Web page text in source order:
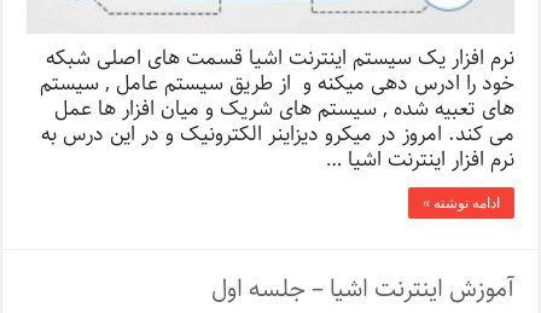
نرم افزار یک سیستم اینترنت اشیا قسمت های اصلی شبکه
خود را ادرس دهی میکنه و از طریق سیستم عامل , سیستم
های تعبیه شده , سیستم های شریک و میان افزار ها عمل
می کند. امروز در میکرو دیزاینر الکترونیک و در این درس به
نرم افزار اینترنت اشیا …
ادامه نوشته »
آموزش اینترنت اشیا – جلسه اول